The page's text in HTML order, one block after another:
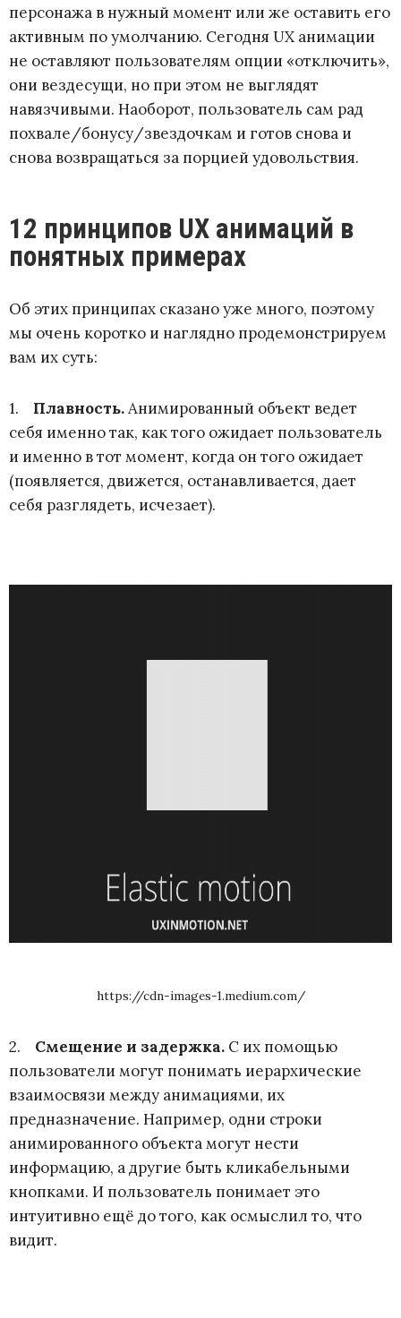
персонажа в нужный момент или же оставить его
активным по умолчанию. Сегодня UX анимации
не оставляют пользователям опции «отключить»,
они вездесущи, но при этом не выглядят
навязчивыми. Наоборот, пользователь сам рад
похвале/бонусу/звездочкам и готов снова и
снова возвращаться за порцией удовольствия.
12 принципов UX анимаций в
понятных примерах
Об этих принципах сказано уже много, поэтому
мы очень коротко и наглядно продемонстрируем
вам их суть:
1. Плавность.Анимированный объект ведет
себя именно так, как того ожидает пользователь
и именно в тот момент, когда он того ожидает
(появляется, движется, останавливается, дает
себя разглядеть, исчезает).
https://cdn-images-1.medium.com/
2. Смещение и задержка. С их помощью
пользователи могут понимать иерархические
взаимосвязи между анимациями, их
предназначение. Например, одни строки
анимированного объекта могут нести
информацию, а другие быть кликабельными
кнопками. И пользователь понимает это
интуитивно ещё до того, как осмыслил то, что
видит.